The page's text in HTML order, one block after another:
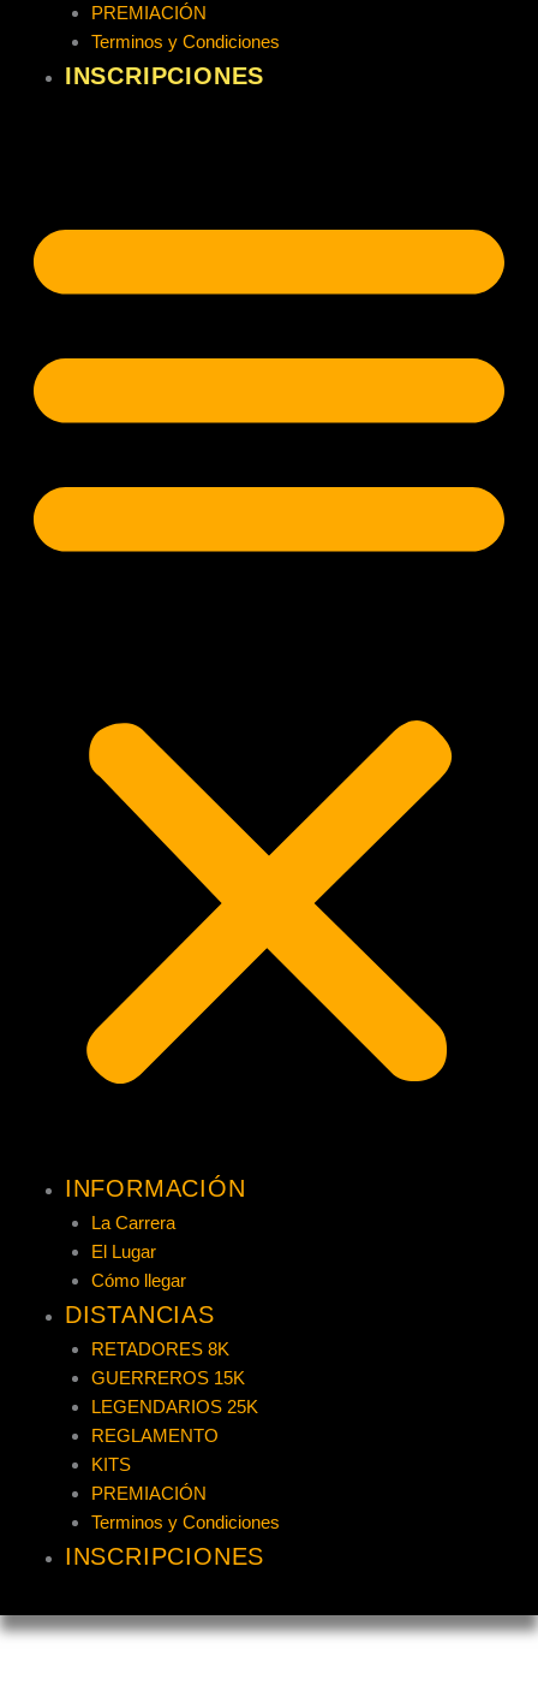
PREMIACIÓN
Terminos y Condiciones
INSCRIPCIONES
INFORMACIÓN
La Carrera
El Lugar
Cómo llegar
DISTANCIAS
RETADORES 8K
GUERREROS 15K
LEGENDARIOS 25K
REGLAMENTO
KITS
PREMIACIÓN
Terminos y Condiciones
INSCRIPCIONES